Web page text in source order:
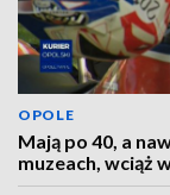
OPOLE
Mają po 40, a
muzeach, wciąż